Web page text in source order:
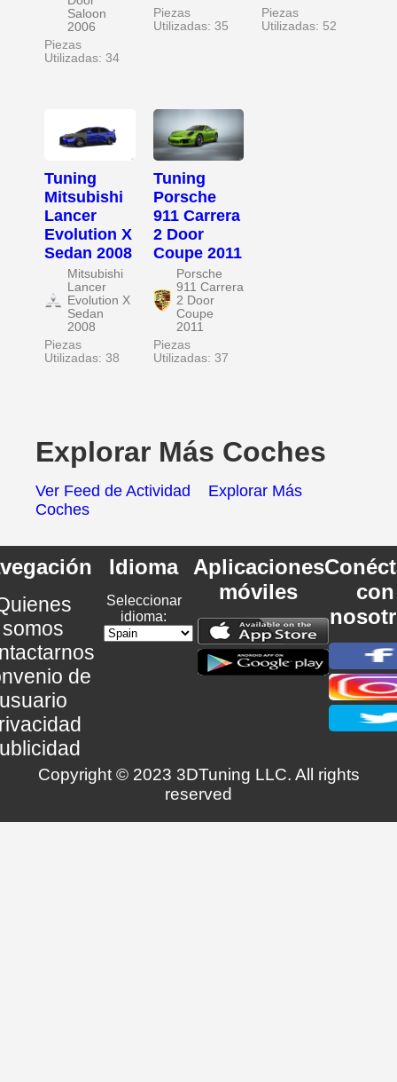
Saloon
2006
Piezas
Utilizadas: 34
Piezas
Utilizadas: 35
Piezas
Utilizadas: 52
Tuning
Mitsubishi
Lancer
Evolution X
Sedan 2008
Mitsubishi
Lancer
Evolution X
Sedan
2008
Piezas
Utilizadas: 38
Tuning
Porsche
911 Carrera
2 Door
Coupe 2011
Porsche
911 Carrera
2 Door
Coupe
2011
Piezas
Utilizadas: 37
Explorar Más Coches
Ver Feed de Actividad
Explorar Más
Coches
somos
de
Idioma
Seleccionar
idioma:
Aplicaciones
móviles
con
Copyright © 2023 3DTuning LLC. All rights
reserved